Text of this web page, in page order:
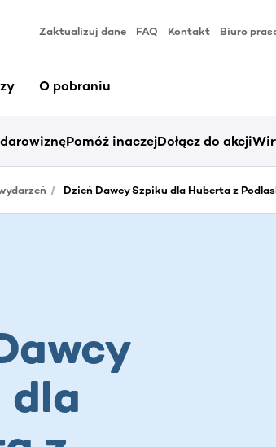
Zaktualizuj dane FAQ Kontakt Biuro
O pobraniu
Pomóż inaczejDołącz do akcji
Dzień Dawcy Szpiku dla Huberta z
dla